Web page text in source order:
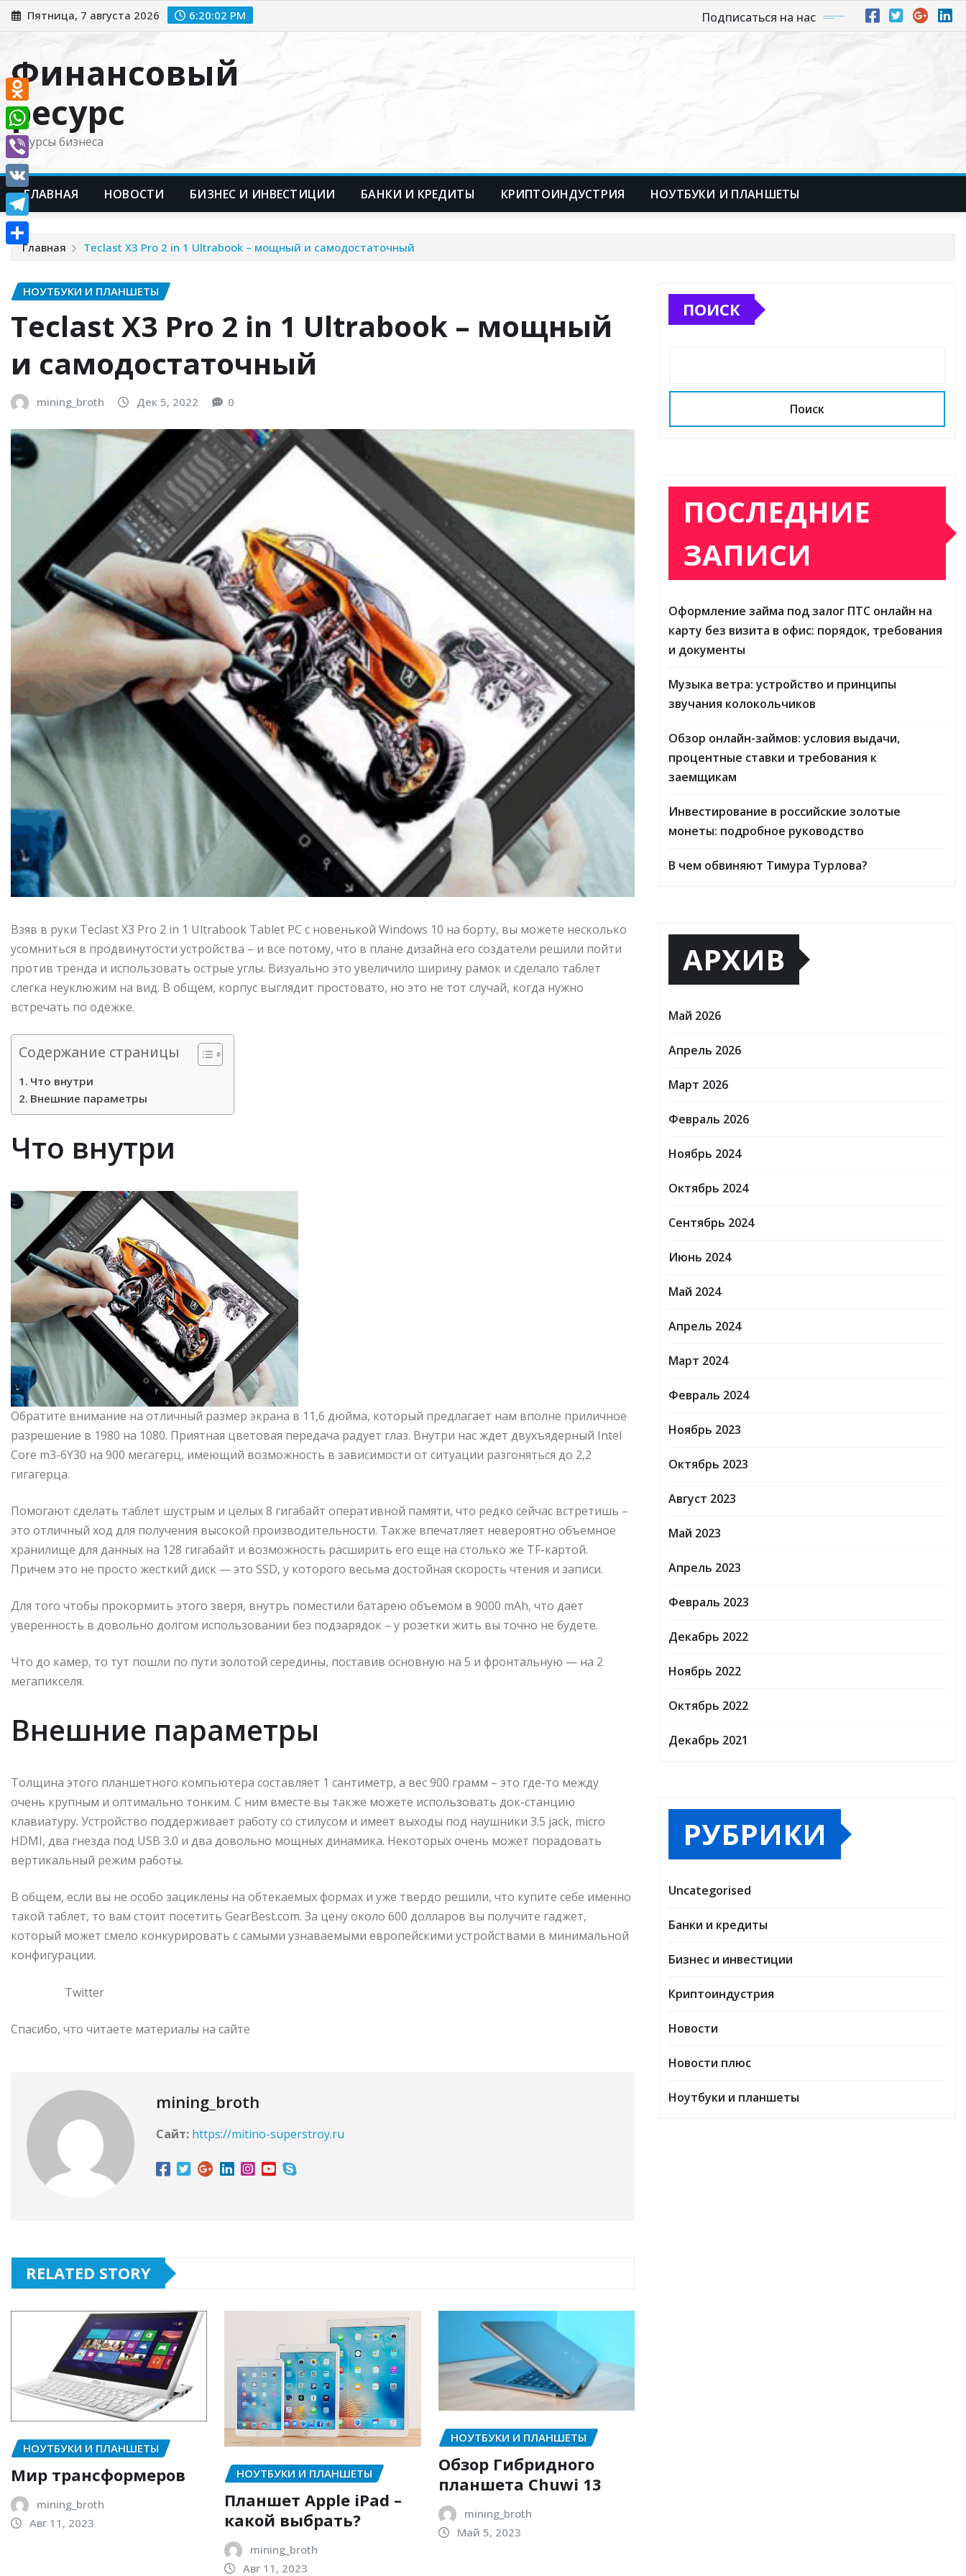
Перейти
к
Пятница, 7 августа 2026 6:20:03 PM Подписаться на нас
Финансовый
ресурс
Ресурсы бизнеса
ГЛАВНАЯ НОВОСТИ БИЗНЕС И ИНВЕСТИЦИИ БАНКИ И КРЕДИТЫ КРИПТОИНДУСТРИЯ НОУТБУКИ И ПЛАНШЕТЫ
Главная Teclast X3 Pro 2 in 1 Ultrabook – мощный и самодостаточный
НОУТБУКИ И ПЛАНШЕТЫ
Teclast X3 Pro 2 in 1 Ultrabook – мощный
и самодостаточный
mining_broth Дек 5, 2022 0
Взяв в руки Teclast X3 Pro 2 in 1 Ultrabook Tablet PC с новенькой Windows 10 на борту, вы можете несколько
усомниться в продвинутости устройства – и все потому, что в плане дизайна его создатели решили пойти
против тренда и использовать острые углы. Визуально это увеличило ширину рамок и сделало таблет
слегка неуклюжим на вид. В общем, корпус выглядит простовато, но это не тот случай, когда нужно
встречать по одежке.
Содержание страницы
Что внутри
Внешние параметры
Что внутри
Обратите внимание на отличный размер экрана в 11,6 дюйма, который предлагает нам вполне приличное
разрешение в 1980 на 1080. Приятная цветовая передача радует глаз. Внутри нас ждет двухъядерный Intel
Core m3-6Y30 на 900 мегагерц, имеющий возможность в зависимости от ситуации разгоняться до 2,2
гигагерца.
Помогают сделать таблет шустрым и целых 8 гигабайт оперативной памяти, что редко сейчас встретишь –
это отличный ход для получения высокой производительности. Также впечатляет невероятно объемное
хранилище для данных на 128 гигабайт и возможность расширить его еще на столько же TF-картой.
Причем это не просто жесткий диск — это SSD, у которого весьма достойная скорость чтения и записи.
Для того чтобы прокормить этого зверя, внутрь поместили батарею объемом в 9000 mAh, что дает
уверенность в довольно долгом использовании без подзарядок – у розетки жить вы точно не будете.
Что до камер, то тут пошли по пути золотой середины, поставив основную на 5 и фронтальную — на 2
мегапикселя.
Внешние параметры
Толщина этого планшетного компьютера составляет 1 сантиметр, а вес 900 грамм – это где-то между
очень крупным и оптимально тонким. С ним вместе вы также можете использовать док-станцию
клавиатуру. Устройство поддерживает работу со стилусом и имеет выходы под наушники 3.5 jack, micro
HDMI, два гнезда под USB 3.0 и два довольно мощных динамика. Некоторых очень может порадовать
вертикальный режим работы.
В общем, если вы не особо зациклены на обтекаемых формах и уже твердо решили, что купите себе именно
такой таблет, то вам стоит посетить GearBest.com. За цену около 600 долларов вы получите гаджет,
который может смело конкурировать с самыми узнаваемыми европейскими устройствами в минимальной
конфигурации.
Twitter
Спасибо, что читаете материалы на сайте
mining_broth
Сайт: https://mitino-superstroy.ru
RELATED STORY
НОУТБУКИ И ПЛАНШЕТЫ
Мир трансформеров
mining_broth
Авг 11, 2023
НОУТБУКИ И ПЛАНШЕТЫ
Планшет Apple iPad –
какой выбрать?
mining_broth
Авг 11, 2023
НОУТБУКИ И ПЛАНШЕТЫ
Обзор Гибридного
планшета Chuwi 13
mining_broth
Май 5, 2023
ПОИСК
Поиск
ПОСЛЕДНИЕ
ЗАПИСИ
Оформление займа под залог ПТС онлайн на
карту без визита в офис: порядок, требования
и документы
Музыка ветра: устройство и принципы
звучания колокольчиков
Обзор онлайн-займов: условия выдачи,
процентные ставки и требования к
заемщикам
Инвестирование в российские золотые
монеты: подробное руководство
В чем обвиняют Тимура Турлова?
АРХИВ
Май 2026
Апрель 2026
Март 2026
Февраль 2026
Ноябрь 2024
Октябрь 2024
Сентябрь 2024
Июнь 2024
Май 2024
Апрель 2024
Март 2024
Февраль 2024
Ноябрь 2023
Октябрь 2023
Август 2023
Май 2023
Апрель 2023
Февраль 2023
Декабрь 2022
Ноябрь 2022
Октябрь 2022
Декабрь 2021
РУБРИКИ
Uncategorised
Банки и кредиты
Бизнес и инвестиции
Криптоиндустрия
Новости
Новости плюс
Ноутбуки и планшеты
Odnoklassniki
WhatsApp
Viber
VK
Telegram
Отправить